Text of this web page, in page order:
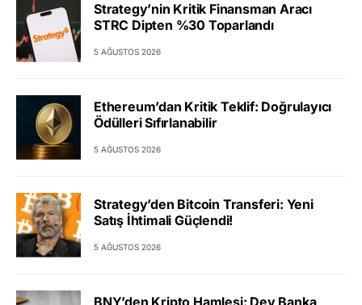
Strategy’nin Kritik Finansman Aracı
STRC Dipten %30 Toparlandı
5 AĞUSTOS 2026
Ethereum’dan Kritik Teklif: Doğrulayıcı
Ödülleri Sıfırlanabilir
5 AĞUSTOS 2026
Strategy’den Bitcoin Transferi: Yeni
Satış İhtimali Güçlendi!
5 AĞUSTOS 2026